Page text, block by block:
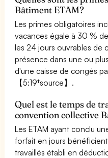
Bâtiment ETAM?
Les primes obligatoires
vacances égale à 30 %
les 24 jours ouvrables de
présence dans une ou
d'une caisse de congés
【5:19†source】.
Quel est le temps de
convention collective
Les ETAM ayant conclu
forfait en jours
travaillés établi en